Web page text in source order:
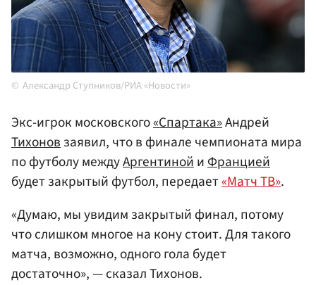
Александр Ступников/РИА «Новости»
Экс-игрок московского«Спартака»Андрей
Тихоновзаявил, что в финале чемпионата мира
по футболу междуАргентинойиФранцией
будет закрытый футбол, передает«Матч ТВ».
«Думаю, мы увидим закрытый финал, потому
что слишком многое на кону стоит. Для такого
матча, возможно, одного гола будет
достаточно», — сказал Тихонов.